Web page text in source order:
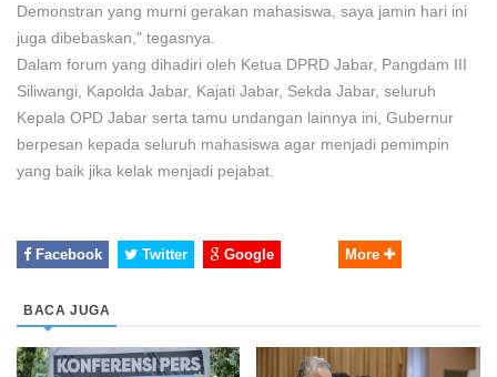
Demonstran yang murni gerakan mahasiswa, saya jamin hari ini
juga dibebaskan," tegasnya.
Dalam forum yang dihadiri oleh Ketua DPRD Jabar, Pangdam III
Siliwangi, Kapolda Jabar, Kajati Jabar, Sekda Jabar, seluruh
Kepala OPD Jabar serta tamu undangan lainnya ini, Gubernur
berpesan kepada seluruh mahasiswa agar menjadi pemimpin
yang baik jika kelak menjadi pejabat.
Facebook Twitter Google More
BACA JUGA